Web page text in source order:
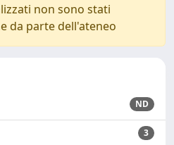
non sono stati
da parte dell'ateneo
ND
3